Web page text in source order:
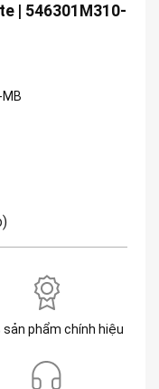
| 546301M310-
sản phẩm chính hiệu